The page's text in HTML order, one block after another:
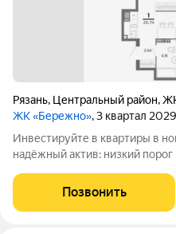
Рязань, Центральный район,
ЖК «Бережно», 3 квартал 2029
Инвестируйте в квартиры в
надёжный актив: низкий
Жилой квартал «Бережно» это проект класса Бизнес,
созданный с уважением к
Позвонить